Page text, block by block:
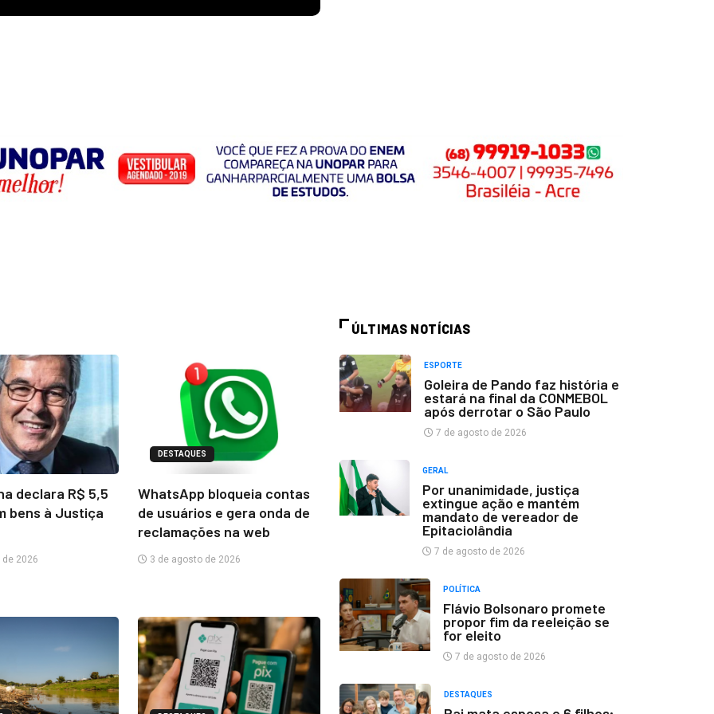
declara R$ 5,5
bens à Justiça
2026
DESTAQUES
WhatsApp bloqueia contas
de usuários e gera onda de
reclamações na web
3 de agosto de 2026
ÚLTIMAS NOTÍCIAS
ESPORTE
Goleira de Pando faz história e
estará na final da CONMEBOL
após derrotar o São Paulo
7 de agosto de 2026
GERAL
Por unanimidade, justiça
extingue ação e mantém
mandato de vereador de
Epitaciolândia
7 de agosto de 2026
POLÍTICA
Flávio Bolsonaro promete
propor fim da reeleição se
for eleito
7 de agosto de 2026
DESTAQUES